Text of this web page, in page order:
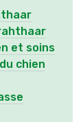
et soins
chien